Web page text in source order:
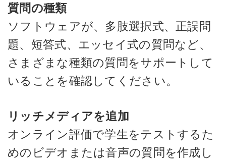
質問の種類
ソフトウェアが、多肢選択式、正誤問
題、短答式、エッセイ式の質問など、
さまざまな種類の質問をサポートして
いることを確認してください。
リッチメディアを追加
オンライン評価で学生をテストするた
めのビデオまたは音声の質問を作成し